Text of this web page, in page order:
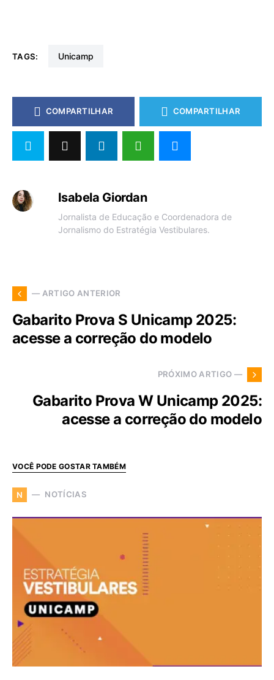
TAGS: unicamp
COMPARTILHAR COMPARTILHAR
Isabela Giordan
Jornalista de Educação e Coordenadora de
Jornalismo do Estratégia Vestibulares.
— ARTIGO ANTERIOR
Gabarito Prova S Unicamp 2025:
acesse a correção do modelo
PRÓXIMO ARTIGO —
Gabarito Prova W Unicamp 2025:
acesse a correção do modelo
VOCÊ PODE GOSTAR TAMBÉM
N NOTÍCIAS